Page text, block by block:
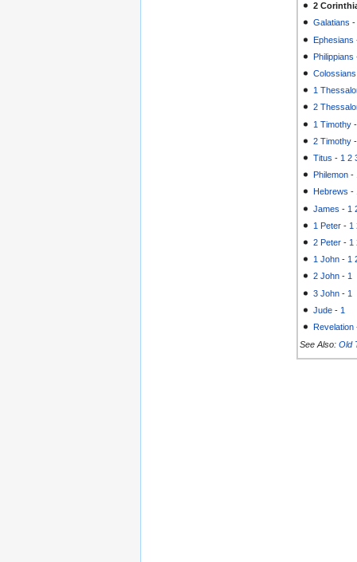
2
Galatians
Ephesians
Philippians
Colossians
1
2
1 Timothy
2 Timothy
Titus - 1 2
Philemon -
Hebrews -
James - 1
1 Peter - 1
2 Peter - 1
1 John - 1
2 John -1
3 John - 1
Jude - 1
Revelation
See Also: Old